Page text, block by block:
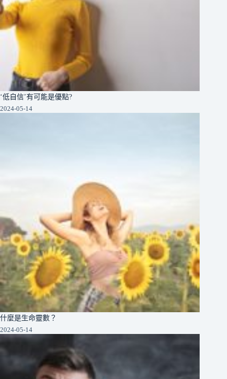
‘低自信’有可能是優點?
2024-05-14
什麼是生命靈數？
2024-05-14